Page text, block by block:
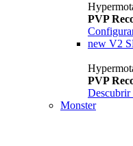
PVP
new V2
PVP
Descubrir
Monster